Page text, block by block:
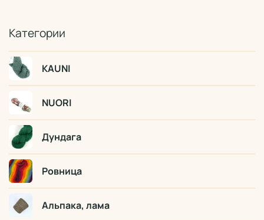
Категории
KAUNI
NUORI
Дундага
Ровница
Альпака, лама